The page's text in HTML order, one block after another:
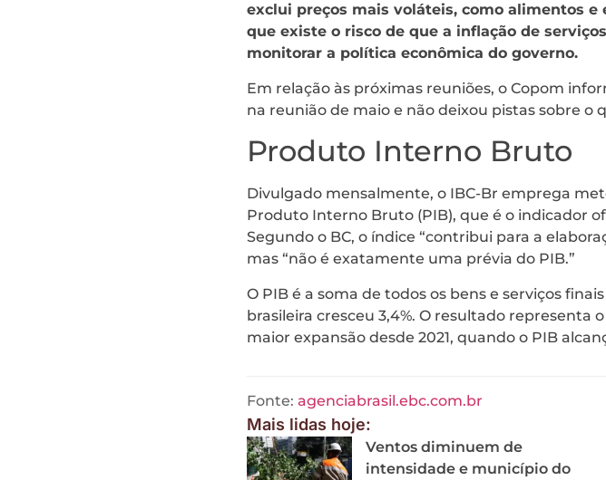
exclui preços mais voláteis, como alimentos
que existe o risco de que a inflação de
monitorar a política econômica do governo.
Em relação às próximas reuniões, o Copom
na reunião de maio e não deixou pistas sobre o
Produto Interno Bruto
Divulgado mensalmente, o IBC-Br emprega
Produto Interno Bruto (PIB), que é o indicador
Segundo o BC, o índice “contribui para a
mas “não é exatamente uma prévia do PIB.”
O PIB é a soma de todos os bens e serviços
brasileira cresceu 3,4%. O resultado representa
maior expansão desde 2021, quando o PIB
Fonte: agenciabrasil.ebc.com.br
Mais lidas hoje:
Ventos diminuem de
intensidade e município do